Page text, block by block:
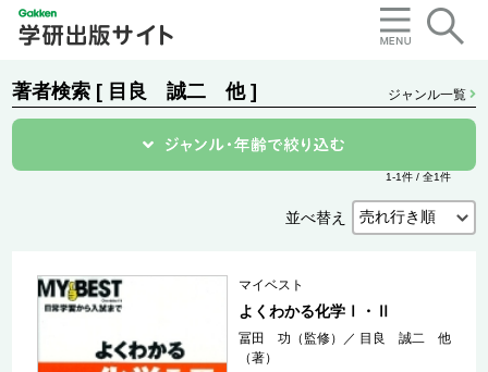
著者検索 [ 目良 誠二 他 ] ジャンル一覧
1-1件 / 全1件
並べ替え
マイベスト
よくわかる化学Ⅰ・Ⅱ
冨田 功（監修） ／ 目良 誠二 他
（著）